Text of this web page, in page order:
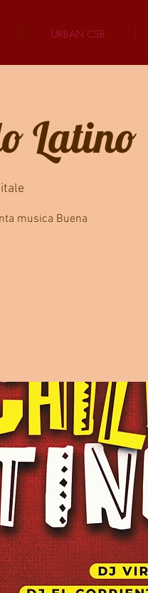
URBAN CSB
Latino
musica Buena